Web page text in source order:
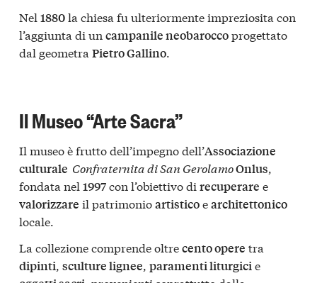
Nel 1880la chiesa fu ulteriormente impreziosita con
l’aggiunta di un campanile neobaroccoprogettato
dal geometra Pietro Gallino.
Il Museo “Arte Sacra”
Il museo è frutto dell’impegno dell’Associazione
culturale Confraternita di San GerolamoOnlus,
fondata nel 1997con l’obiettivo di recuperare e
valorizzare il patrimonioartisticoearchitettonico
locale.
La collezione comprende oltrecento opere tra
dipinti, sculture lignee, paramenti liturgicie